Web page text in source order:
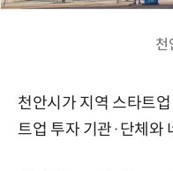
천
천안시가 지역 스타트
트업 투자 기관·단체와